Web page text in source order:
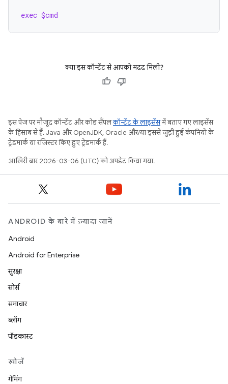
exec $cmd
क्या इस कॉन्टेंट से आपको मदद मिली?
इस पेज पर मौजूद कॉन्टेंट और कोड सैंपलकॉन्टेंट के लाइसेंसमें बताए गए लाइसेंस
के हिसाब से हैं. Java और OpenJDK, Oracle और/या इससे जुड़ी हुई कंपनियों के
ट्रेडमार्क या रजिस्टर किए हुए ट्रेडमार्क हैं.
आखिरी बार 2026-03-06 (UTC) को अपडेट किया गया.
ANDROID के बारे में ज़्यादा जानें
Android
Android for Enterprise
सुरक्षा
सोर्स
समाचार
ब्लॉग
पॉडकास्ट
खोजें
गेमिंग